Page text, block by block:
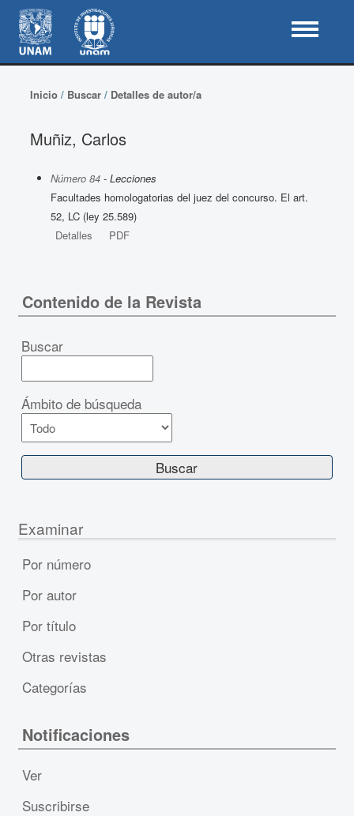
Inicio/ Buscar/ Detalles de autor/a
Muñiz, Carlos
Número 84- Lecciones
Facultades homologatorias del juez del concurso. El art.
52, LC (ley 25.589)
Detalles
PDF
Contenido de la Revista
Buscar
Ámbito de búsqueda
Examinar
Por número
Por autor
Por título
Otras revistas
Categorías
Notificaciones
Ver
Suscribirse